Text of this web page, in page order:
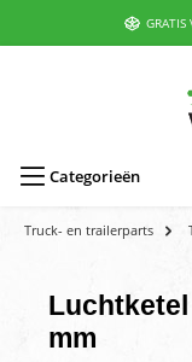
Categorieën
Truck- en trailerparts
Luchtketel
mm